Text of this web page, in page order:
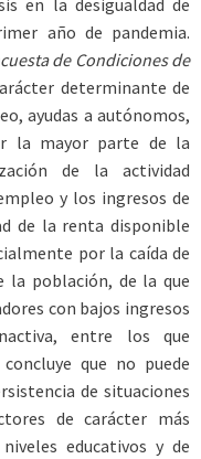
año de pandemia.
de Condiciones de
determinante de
ayudas a autónomos,
la mayor parte de la
de la actividad
y los ingresos de
de la renta disponible
por la caída de
la población, de la que
con bajos ingresos
entre los que
que no puede
de situaciones
de carácter más
educativos y de